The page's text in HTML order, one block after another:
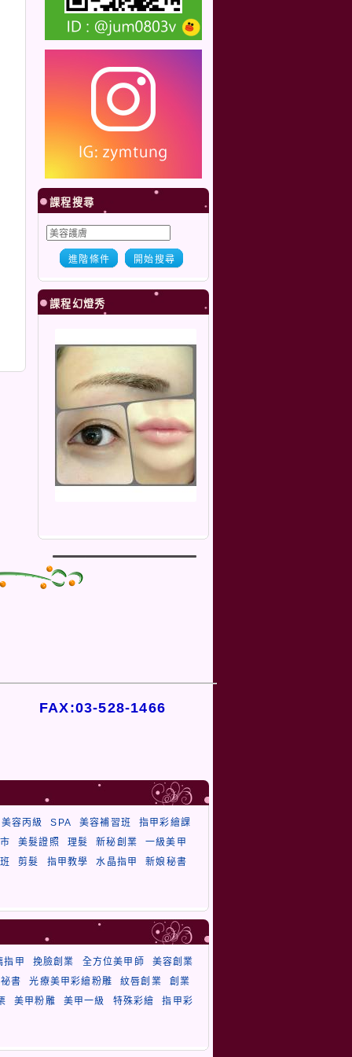
課程搜尋
進階條件 開始搜尋
課程幻燈秀
FAX:03-528-1466
美容丙級 SPA 美容補習班
指甲彩繪課
美髮證照 理髮 新秘創業
一級美甲
剪髮 指甲教學 水晶指甲 新娘秘書
指甲 挽臉創業 全方位美甲師
美容創業
祕書
光療美甲彩繪粉雕 紋唇創業
創業
美甲粉雕 美甲一級 特殊彩繪 指甲彩